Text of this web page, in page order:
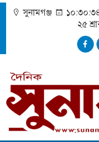
সুনামগঞ্জ
২৫